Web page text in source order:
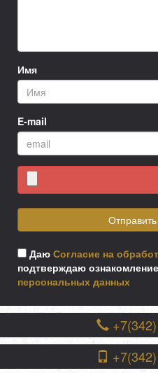
Имя
E-mail
Даю Согласие на
подтверждаю
персональных данных